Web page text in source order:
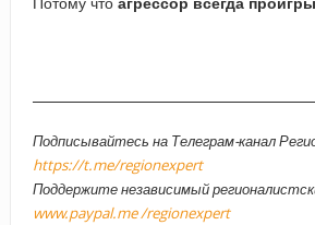
Подписывайтесь на Телеграм-канал
https://t.me/regionexpert
Поддержите независимый
www.paypal.me /regionexpert